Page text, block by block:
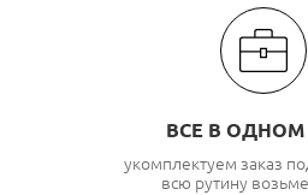
ВСЕ В ОДНОМ
укомплектуем заказ
всю рутину